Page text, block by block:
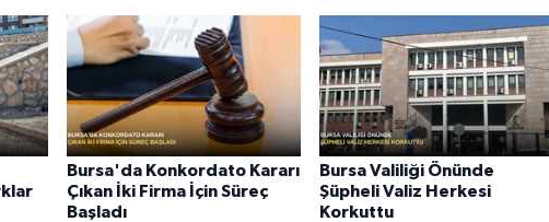
Bursa'da Konkordato Kararı
Çıkan İki Firma İçin Süreç
Başladı
Bursa Valiliği Önünde
Şüpheli Valiz Herkesi
Korkuttu